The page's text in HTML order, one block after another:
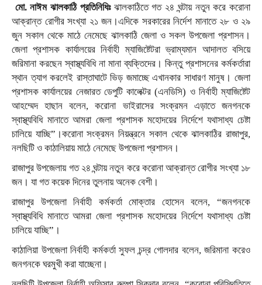
মো. নাঈম ঝালকাঠি প্রতিনিধিঃ ঝালকাঠিতে গত ২৪ ঘন্টায় নতুন করে করোনা
আক্রান্ত রোগীর সংখ্যা ২১ জন।এদিকে সরকারের নির্দেশ মানাতে ২৮ ও ২৯
জুন সকাল থেকে মাঠে নেমেছে ঝালকাঠি জেলা ও সকল উপজেলা প্রশাসন।
জেলা প্রশাসক কার্যালয়ের নির্বাহী ম্যাজিষ্টেটরা ভ্রাম্যমান আদালত বসিয়ে
জরিমানা করছেন স্বাস্থ্যবিধি না মানা ব্যক্তিদের। কিন্তু প্রশাসনের কর্মকর্তারা
স্থান ত্যাগ করলেই রাস্তাঘাটে ভিড় জমাচ্ছে এখানকার সাধারণ মানুষ। জেলা
প্রশাসক কার্যালয়ের নেজারত ডেপুটি কালেক্টর (এনডিসি) ও নির্বাহী ম্যাজিষ্টেট
আহম্মেদ হাছান বলেন, করোনা ভাইরাসের সংক্রমন এড়াতে জনগনকে
স্বাস্থ্যবিধি মানাতে আমরা জেলা প্রশাসক মহোদয়ের নির্দেশে যথাসাধ্য চেষ্টা
চালিয়ে যাচ্ছি”।করোনা সংক্রমন নিয়ন্ত্রনে সকাল থেকে ঝালকাঠির রাজাপুর,
নলছিটি ও কাঠালিয়ায় মাঠে নেমেছে উপজেলা প্রশাসন।
রাজাপুর উপজেলায় গত ২৪ ঘন্টায় নতুন করে করোনা আক্রান্ত রোগীর সংখ্যা ১৮
জন। যা গত কয়েক দিনের তুলনায় অনেক বেশী।
রাজাপুর উপজেলা নির্বাহী কর্মকর্তা মোক্তার হোসেন বলেন, “জনগনকে
স্বাস্থ্যবিধি মানাতে আমরা জেলা প্রশাসক মহোদয়ের নির্দেশে যথাসাধ্য চেষ্টা
চালিয়ে যাচ্ছি”।
কাঠালিয়া উপজেলা নির্বাহী কর্মকর্তা সুফল চন্দ্র গোলদার বলেন, জরিমানা করেও
জনগনকে ঘরমুখী করা যাচ্ছেনা।